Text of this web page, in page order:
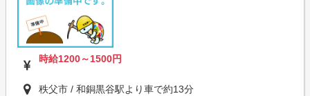
時給1200～1500円
秩父市 / 和銅黒谷駅より車で約13分